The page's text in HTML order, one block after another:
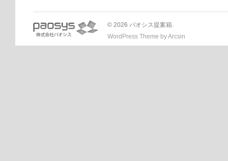
© 2026 パオシス提案箱.
WordPress Theme byArcsin